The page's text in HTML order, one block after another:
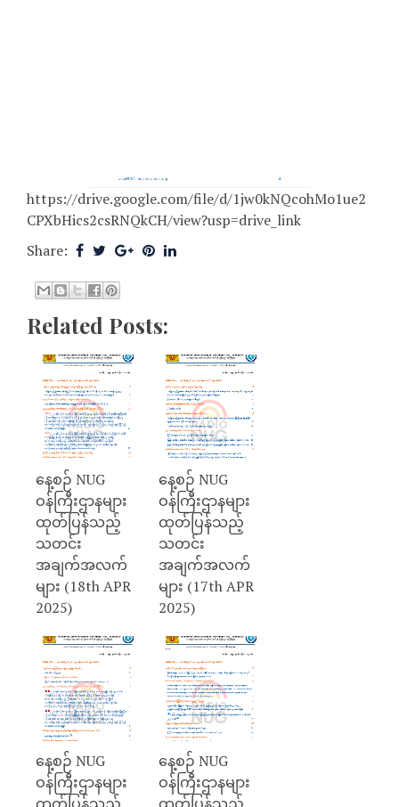
https://drive.google.com/file/d/1jw0kNQcohMo1ue2
CPXbHics2csRNQkCH/view?usp=drive_link
Share:
Related Posts:
နေ့စဉ် NUG
ဝန်ကြီးဌာနများ
ထုတ်ပြန်သည့်
သတင်း
အချက်အလက်
များ (18th APR
2025)
နေ့စဉ် NUG
ဝန်ကြီးဌာနများ
ထုတ်ပြန်သည့်
သတင်း
အချက်အလက်
များ (17th APR
2025)
နေ့စဉ် NUG
ဝန်ကြီးဌာနများ
နေ့စဉ် NUG
ဝန်ကြီးဌာနများ